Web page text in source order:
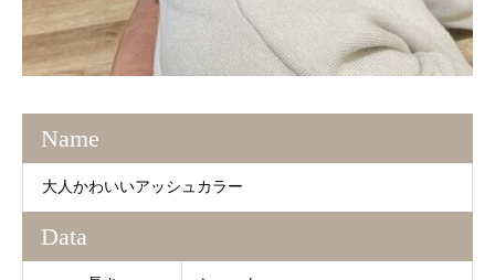
Name
大人かわいいアッシュカラー
Data